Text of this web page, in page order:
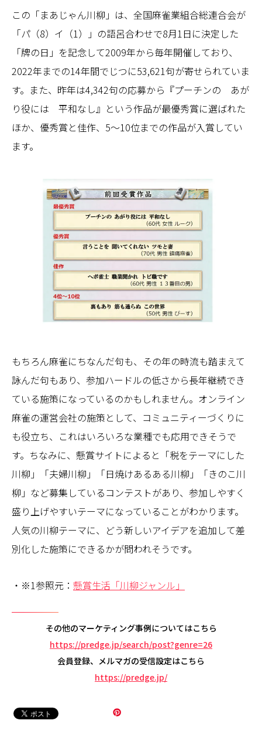
この「まあじゃん川柳」は、全国麻雀業組合総連合会が
「パ（8）イ（1）」の語呂合わせで8月1日に決定した
「牌の日」を記念して2009年から毎年開催しており、
2022年までの14年間でじつに53,621句が寄せられていま
す。また、昨年は4,342句の応募から『プーチンの あが
り役には 平和なし』という作品が最優秀賞に選ばれた
ほか、優秀賞と佳作、5～10位までの作品が入賞してい
ます。
もちろん麻雀にちなんだ句も、その年の時流も踏まえて
詠んだ句もあり、参加ハードルの低さから長年継続でき
ている施策になっているのかもしれません。オンライン
麻雀の運営会社の施策として、コミュニティーづくりに
も役立ち、これはいろいろな業種でも応用できそうで
す。ちなみに、懸賞サイトによると「税をテーマにした
川柳」「夫婦川柳」「日焼けあるある川柳」「きのこ川
柳」など募集しているコンテストがあり、参加しやすく
盛り上げやすいテーマになっていることがわかります。
人気の川柳テーマに、どう新しいアイデアを追加して差
別化した施策にできるかが問われそうです。
・※1参照元： 懸賞生活「川柳ジャンル」
その他のマーケティング事例についてはこちら
https://predge.jp/search/post?genre=26
会員登録、メルマガの受信設定はこちら
https://predge.jp/